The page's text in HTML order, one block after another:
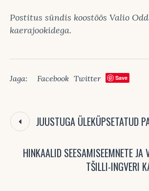
Postitus sündis koostöös Valio
kaerajookidega.
Jaga: Facebook Twitter Save
JUUSTUGA ÜLEKÜPSETATUD
HINKAALID SEESAMISEEMNETE JA
TŠILLI-INGVERI